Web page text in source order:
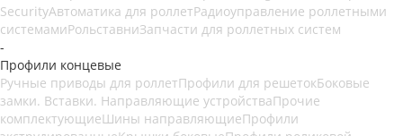
SecurityАвтоматика для роллетРадиоуправление роллетными
системамиРольставниЗапчасти для роллетных систем
-
Профили концевые
Ручные приводы для роллетПрофили для решетокБоковые
замки. Вставки. Направляющие устройстваПрочие
комплектующиеШины направляющиеПрофили